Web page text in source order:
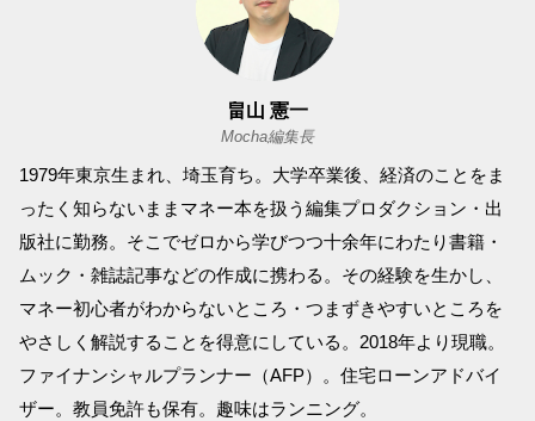
畠山 憲一
Mocha編集長
1979年東京生まれ、埼玉育ち。大学卒業後、経済のことをま
ったく知らないままマネー本を扱う編集プロダクション・出
版社に勤務。そこでゼロから学びつつ十余年にわたり書籍・
ムック・雑誌記事などの作成に携わる。その経験を生かし、
マネー初心者がわからないところ・つまずきやすいところを
やさしく解説することを得意にしている。2018年より現職。
ファイナンシャルプランナー（AFP）。住宅ローンアドバイ
ザー。教員免許も保有。趣味はランニング。